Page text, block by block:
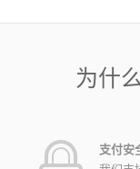
为什
支付安